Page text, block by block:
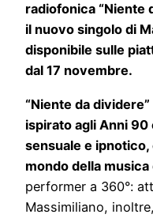
radiofonica “Niente
il nuovo singolo di
disponibile sulle
dal 17 novembre.
“Niente da
ispirato agli Anni 90
sensuale e
mondo della
performer a 360°:
Massimiliano,